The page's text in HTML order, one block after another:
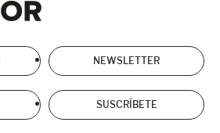
NEWSLETTER
SUSCRÍBETE